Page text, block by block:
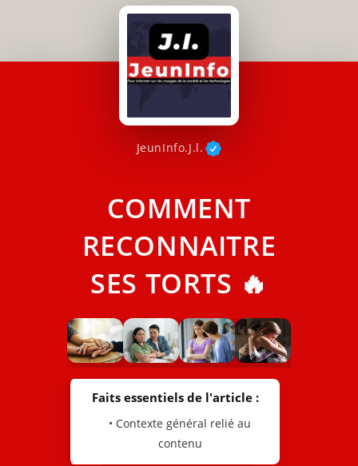
JeunInfo.J.l.
COMMENT
RECONNAITRE
SES TORTS 🔥
Faits essentiels de l'article :
• Contexte général relié au
contenu